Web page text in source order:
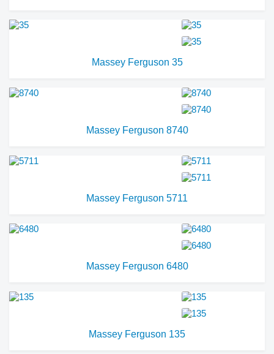
Massey Ferguson 35
Massey Ferguson 8740
Massey Ferguson 5711
Massey Ferguson 6480
Massey Ferguson 135